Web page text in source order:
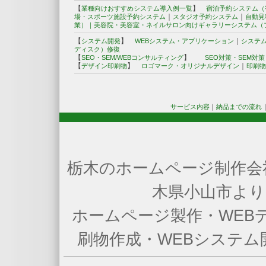
【業種向けおすすめシステム導入例一覧】
宿泊予約システム（
場・スポーツ施設予約システム
スタジオ予約システム
自動
業）｜ 美容院・美容室・ネイルサロン向けギャラリーシステム（
【 システム開発】 WEBシステム・アプリケーション
システ
ディスク）修復
【SEO・SEM/WEBコンサルティング】 SEO対策・SEM対
【デザイン印刷物】 ロゴマーク・オリジナルデザイン 印刷
サービス内容｜ 納品までの流れ
栃木のホームページ制作
木県小山市よ
ホームページ製作・WEB
刷物作成・WEBシステ